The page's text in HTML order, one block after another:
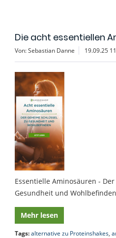
Die acht essentiellen
Von: Sebastian Danne 19.09.25
Essentielle Aminosäuren -
Gesundheit und Wohlbefinden
Mehr lesen
Tags:alternative zu Proteinshakes,